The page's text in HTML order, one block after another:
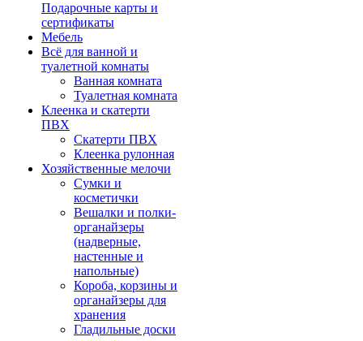
Подарочные карты и
сертификаты
Мебель
Всё для ванной и
туалетной комнаты
Ванная комната
Туалетная комната
Клеенка и скатерти
ПВХ
Скатерти ПВХ
Клеенка рулонная
Хозяйственные мелочи
Сумки и
косметички
Вешалки и полки-
органайзеры
(надверные,
настенные и
напольные)
Короба, корзины и
органайзеры для
хранения
Гладильные доски